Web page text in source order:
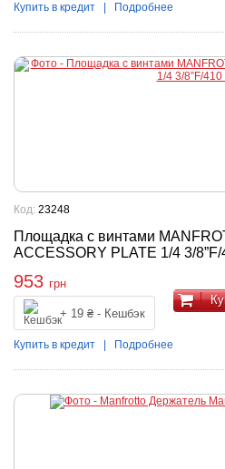
Купить в кредит Подробнее
Площадка с винтами
ACCESSORY PLATE 1/4 3/
Код: 23248
953 грн
+ 19 ₴ - Кешбэк
Купить в кредит Подробнее